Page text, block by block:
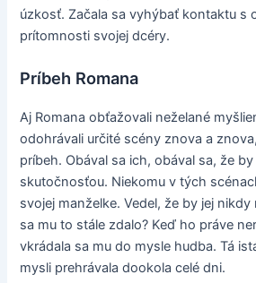
úzkosť. Začala sa vyhýbať kontaktu s
prítomnosti svojej dcéry.
Príbeh Romana
Aj Romana obťažovali neželané
odohrávali určité scény znova a
príbeh. Obával sa ich, obával sa, že
skutočnosťou. Niekomu v tých
svojej manželke. Vedel, že by jej
sa mu to stále zdalo? Keď ho práve
vkrádala sa mu do mysle hudba. Tá
mysli prehrávala dookola celé dni.